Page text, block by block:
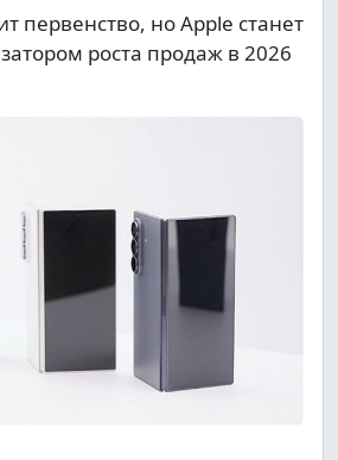
первенство, но Apple станет
роста продаж в 2026